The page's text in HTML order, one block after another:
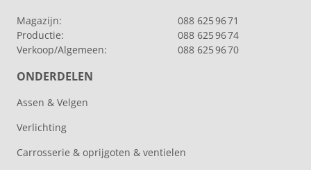
Magazijn:
088 625 96 71
Productie:
088 625 96 74
Verkoop/Algemeen:
088 625 96 70
ONDERDELEN
Assen & Velgen
Verlichting
Carrosserie & oprijgoten & ventielen